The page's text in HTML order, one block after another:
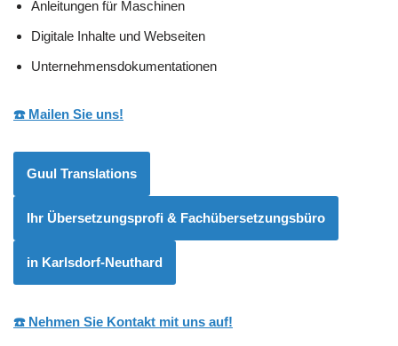
Anleitungen für Maschinen
Digitale Inhalte und Webseiten
Unternehmensdokumentationen
☎️ Mailen Sie uns!
Guul Translations
Ihr Übersetzungsprofi & Fachübersetzungsbüro
in Karlsdorf-Neuthard
☎️ Nehmen Sie Kontakt mit uns auf!